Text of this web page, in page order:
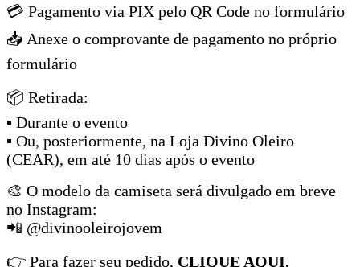
💳 Pagamento via PIX pelo QR Code no formulário
📥 Anexe o comprovante de pagamento no próprio
formulário
📦 Retirada:
▪ Durante o evento
▪ Ou, posteriormente, na Loja Divino Oleiro
(CEAR), em até 10 dias após o evento
🎨 O modelo da camiseta será divulgado em breve
no Instagram:
📲 @divinooleirojovem
👉 Para fazer seu pedido, CLIQUE AQUI.